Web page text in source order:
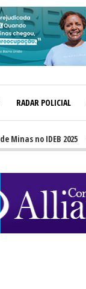
RADAR POLICIAL
no IDEB 2025